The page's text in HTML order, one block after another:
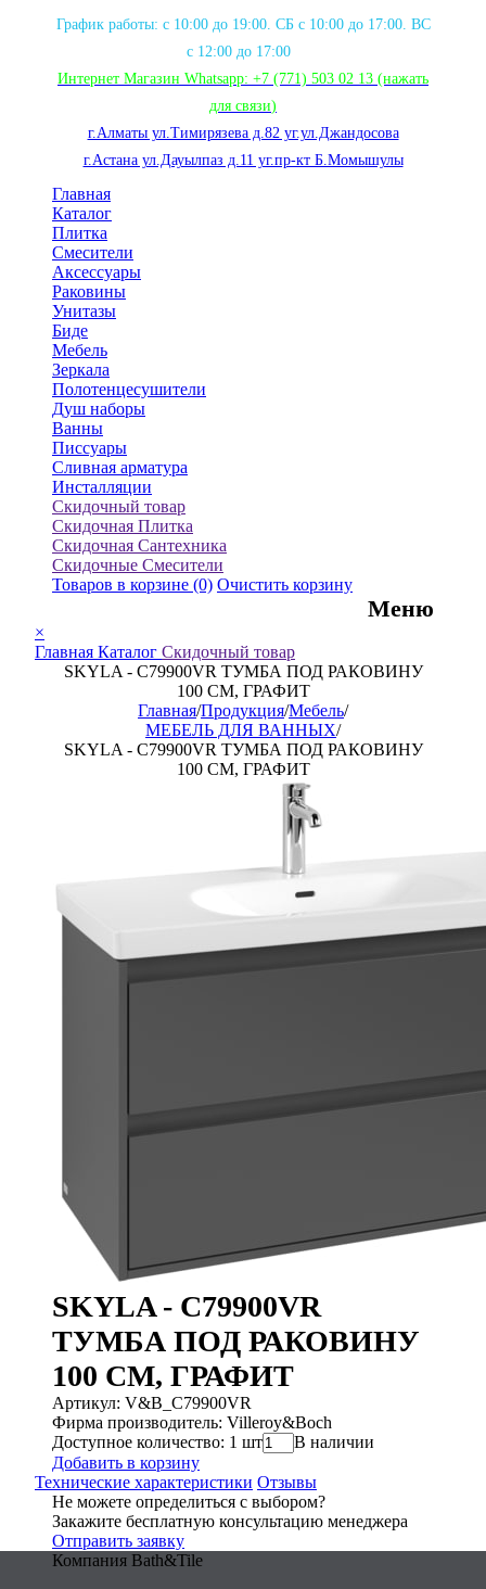
График работы: с 10:00 до 19:00. СБ с 10:00 до 17:00. ВС
с 12:00 до 17:00
Интернет Магазин Whatsapp: +7 (771) 503 02 13 (нажать
для связи)
г.Алматы ул.Тимирязева д.82 уг.ул.Джандосова
г.Астана ул.Дауылпаз д.11 уг.пр-кт Б.Момышулы
Главная
Каталог
Плитка
Смесители
Аксессуары
Раковины
Унитазы
Биде
Мебель
Зеркала
Полотенцесушители
Душ наборы
Ванны
Писсуары
Сливная арматура
Инсталляции
Скидочный товар
Скидочная Плитка
Скидочная Сантехника
Скидочные Смесители
Товаров в корзине (0) Очистить корзину
Меню
×
Главная Каталог Скидочный товар
SKYLA - C79900VR ТУМБА ПОД РАКОВИНУ
100 CM, ГРАФИТ
Главная/Продукция/Мебель/
МЕБЕЛЬ ДЛЯ ВАННЫХ/
SKYLA - C79900VR ТУМБА ПОД РАКОВИНУ
100 CM, ГРАФИТ
SKYLA - C79900VR
ТУМБА ПОД РАКОВИНУ
100 CM, ГРАФИТ
Артикул: V&B_C79900VR
Фирма производитель: Villeroy&Boch
Доступное количество: 1 шт
В наличии
Добавить в корзину
Технические характеристики Отзывы
Не можете определиться с выбором?
Закажите бесплатную консультацию менеджера
Отправить заявку
Компания Bath&Tile